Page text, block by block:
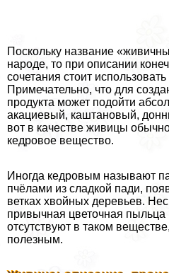
Поскольку название
народе, то при описании
сочетания стоит
Примечательно, что для
продукта может подойти
акациевый, каштановый,
вот в качестве живицы
кедровое вещество.
Иногда кедровым называют
пчёлами из сладкой пади,
ветках хвойных деревьев.
привычная цветочная пыльца
отсутствуют в таком
полезным.